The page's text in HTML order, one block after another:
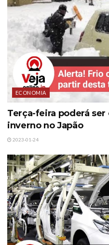
ECONOMIA
Terça-feira poderá
inverno no Japão
2023-01-24